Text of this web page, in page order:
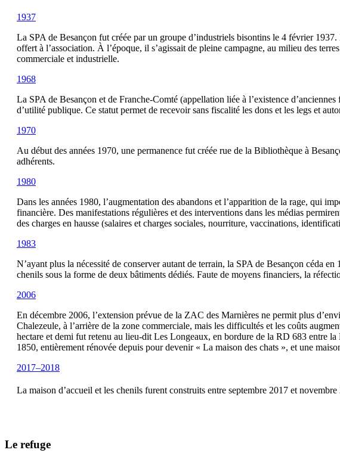
1937
La SPA de Besançon fut créée par un groupe d’industriels bisontins le 4 février
offert à l’association. À l’époque, il s’agissait de pleine campagne, au milieu des
commerciale et industrielle.
1968
La SPA de Besançon et de Franche-Comté (appellation liée à l’existence
d’utilité publique. Ce statut permet de recevoir sans fiscalité les dons et les legs et
1970
Au début des années 1970, une permanence fut créée rue de la Bibliothèque à
adhérents.
1980
Dans les années 1980, l’augmentation des abandons et l’apparition de la rage, qui
financière. Des manifestations régulières et des interventions dans les médias
des charges en hausse (salaires et charges sociales, nourriture, vaccinations,
1983
N’ayant plus la nécessité de conserver autant de terrain, la SPA de Besançon céda
chenils sous la forme de deux bâtiments dédiés. Faute de moyens financiers, la
2006
En décembre 2006, l’extension prévue de la ZAC des Marnières ne permit plus
Chalezeule, à l’arrière de la zone commerciale, mais les difficultés et les coûts
hectare et demi fut retenu au lieu-dit Les Longeaux, en bordure de la RD 683 entre
1850, entièrement rénovée depuis pour devenir « La maison des chats », et une
2017–2018
La maison d’accueil et les chenils furent construits entre septembre 2017 et
Le refuge